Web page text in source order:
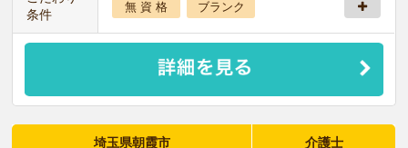
条件
無 資 格 ブランク
埼玉県朝霞市 介護士